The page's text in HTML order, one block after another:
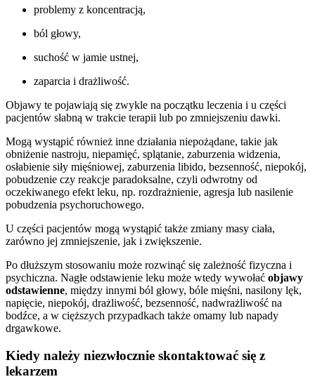
problemy z koncentracją,
ból głowy,
suchość w jamie ustnej,
zaparcia i drażliwość.
Objawy te pojawiają się zwykle na początku leczenia i u części
pacjentów słabną w trakcie terapii lub po zmniejszeniu dawki.
Mogą wystąpić również inne działania niepożądane, takie jak
obniżenie nastroju, niepamięć, splątanie, zaburzenia widzenia,
osłabienie siły mięśniowej, zaburzenia libido, bezsenność, niepokój,
pobudzenie czy reakcje paradoksalne, czyli odwrotny od
oczekiwanego efekt leku, np. rozdrażnienie, agresja lub nasilenie
pobudzenia psychoruchowego.
U części pacjentów mogą wystąpić także zmiany masy ciała,
zarówno jej zmniejszenie, jak i zwiększenie.
Po dłuższym stosowaniu może rozwinąć się zależność fizyczna i
psychiczna. Nagłe odstawienie leku może wtedy wywołać objawy
odstawienne, między innymi ból głowy, bóle mięśni, nasilony lęk,
napięcie, niepokój, drażliwość, bezsenność, nadwrażliwość na
bodźce, a w cięższych przypadkach także omamy lub napady
drgawkowe.
Kiedy należy niezwłocznie skontaktować się z
lekarzem